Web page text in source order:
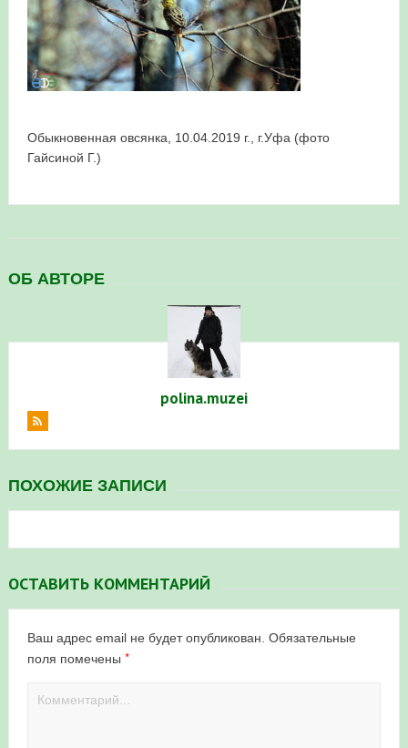
в Республике Башкортостан в 2026 году
Обыкновенная овсянка, 10.04.2019 г., г.Уфа (фото
Гайсиной Г.)
ОБ АВТОРЕ
polina.muzei
ПОХОЖИЕ ЗАПИСИ
ОСТАВИТЬ КОММЕНТАРИЙ
Ваш адрес email не будет опубликован. Обязательные
поля помечены *